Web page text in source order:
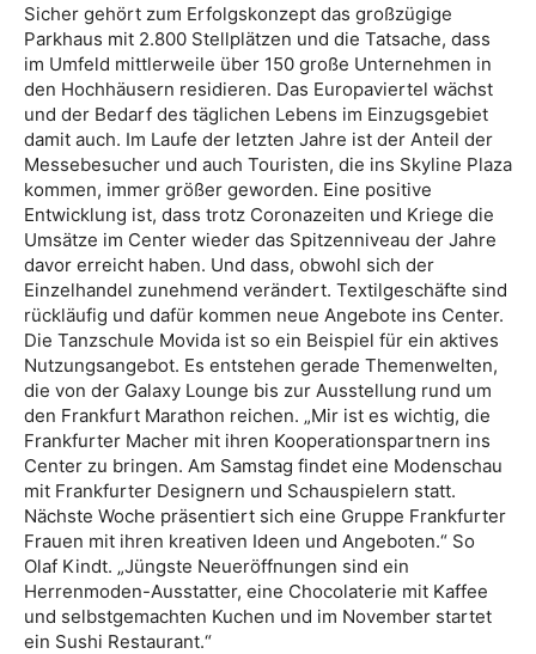
Sicher gehört zum Erfolgskonzept das großzügige
Parkhaus mit 2.800 Stellplätzen und die Tatsache, dass
im Umfeld mittlerweile über 150 große Unternehmen in
den Hochhäusern residieren. Das Europaviertel wächst
und der Bedarf des täglichen Lebens im Einzugsgebiet
damit auch. Im Laufe der letzten Jahre ist der Anteil der
Messebesucher und auch Touristen, die ins Skyline Plaza
kommen, immer größer geworden. Eine positive
Entwicklung ist, dass trotz Coronazeiten und Kriege die
Umsätze im Center wieder das Spitzenniveau der Jahre
davor erreicht haben. Und dass, obwohl sich der
Einzelhandel zunehmend verändert. Textilgeschäfte sind
rückläufig und dafür kommen neue Angebote ins Center.
Die Tanzschule Movida ist so ein Beispiel für ein aktives
Nutzungsangebot. Es entstehen gerade Themenwelten,
die von der Galaxy Lounge bis zur Ausstellung rund um
den Frankfurt Marathon reichen. „Mir ist es wichtig, die
Frankfurter Macher mit ihren Kooperationspartnern ins
Center zu bringen. Am Samstag findet eine Modenschau
mit Frankfurter Designern und Schauspielern statt.
Nächste Woche präsentiert sich eine Gruppe Frankfurter
Frauen mit ihren kreativen Ideen und Angeboten.“ So
Olaf Kindt. „Jüngste Neueröffnungen sind ein
Herrenmoden-Ausstatter, eine Chocolaterie mit Kaffee
und selbstgemachten Kuchen und im November startet
ein Sushi Restaurant.“